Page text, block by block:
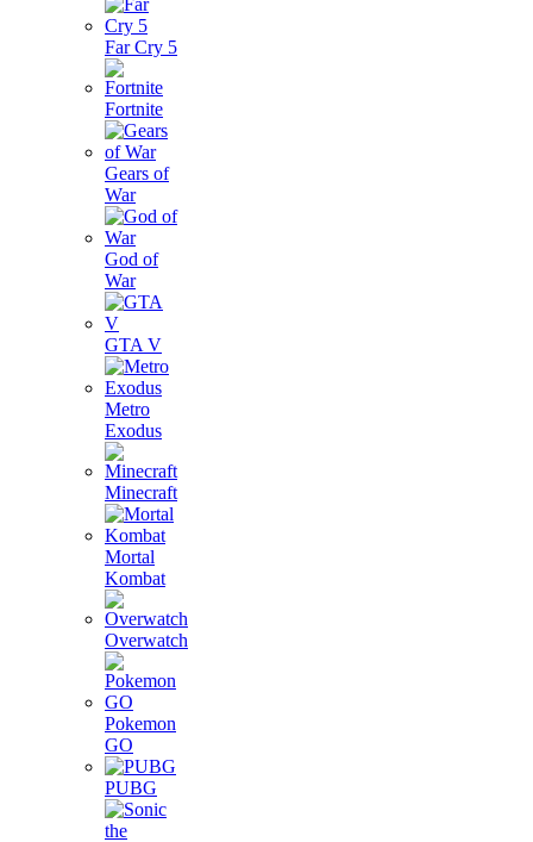
Far Cry 5
Fortnite
Gears of
War
God of
War
GTA V
Metro
Exodus
Minecraft
Mortal
Kombat
Overwatch
Pokemon
GO
PUBG